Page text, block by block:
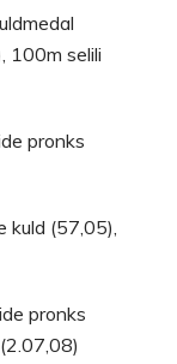
100m selili
pronks
kuld (57,05),
pronks